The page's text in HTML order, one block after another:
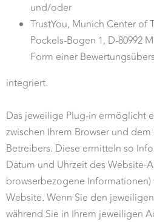
und/oder
TrustYou, Munich Center of
Pockels-Bogen 1, D-80992
Form einer
integriert.
Das jeweilige Plug-in ermöglicht
zwischen Ihrem Browser und
Betreibers. Diese ermitteln so
Datum und Uhrzeit des Website-
browserbezogene
Website. Wenn Sie den
während Sie in Ihrem jeweiligen